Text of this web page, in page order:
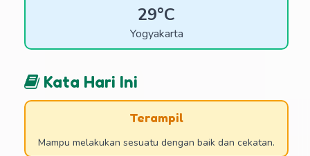
29°C
Yogyakarta
Kata Hari Ini
Terampil
Mampu melakukan sesuatu dengan baik dan cekatan.